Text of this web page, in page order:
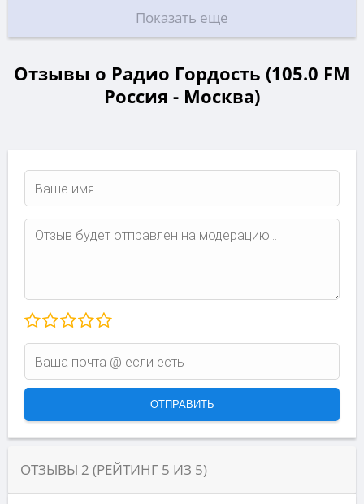
Показать еще
Отзывы о Радио Гордость (105.0 FM
Россия - Москва)
ОТЗЫВЫ 2 (РЕЙТИНГ 5 ИЗ 5)